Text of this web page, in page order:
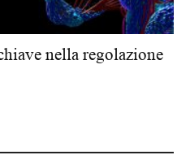
nella regolazione